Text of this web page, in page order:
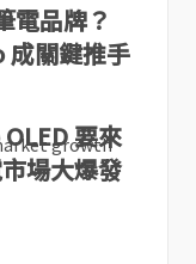
電品牌？
成關鍵推手
要來
場大爆發